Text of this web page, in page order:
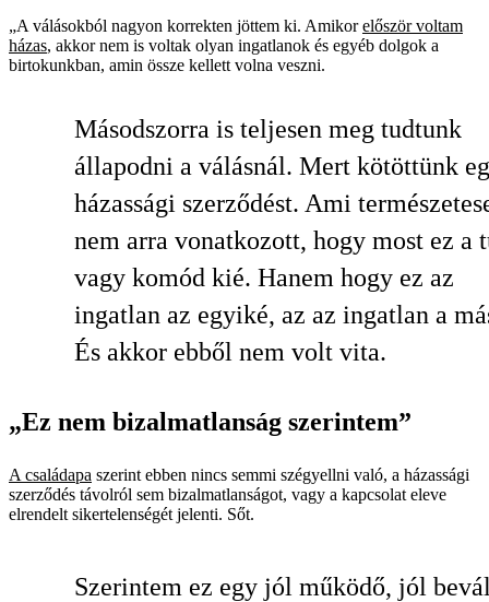
„A válásokból nagyon korrekten jöttem ki. Amikorelőször voltam
házas, akkor nem is voltak olyan ingatlanok és egyéb dolgok a
birtokunkban, amin össze kellett volna veszni.
Másodszorra is teljesen meg tudtunk
állapodni a válásnál. Mert kötöttünk
házassági szerződést. Ami
nem arra vonatkozott, hogy most ez a
vagy komód kié. Hanem hogy ez az
ingatlan az egyiké, az az ingatlan a
És akkor ebből nem volt vita.
„Ez nem bizalmatlanság szerintem”
A családapa szerint ebben nincs semmi szégyellni való, a házassági
szerződés távolról sem bizalmatlanságot, vagy a kapcsolat eleve
elrendelt sikertelenségét jelenti. Sőt.
Szerintem ez egy jól működő, jól